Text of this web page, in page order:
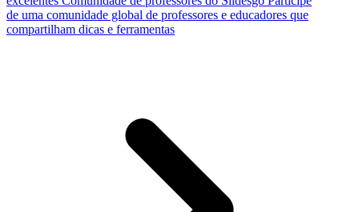
de uma comunidade global de professores e educadores que
compartilham dicas e ferramentas